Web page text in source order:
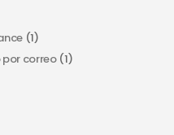
(1)
por correo(1)